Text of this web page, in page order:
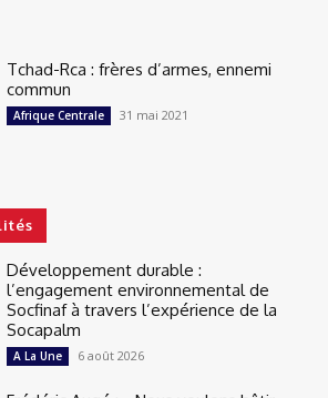
Tchad-Rca : frères d’armes, ennemi
commun
Afrique Centrale 31 mai 2021
Développement durable :
l’engagement environnemental de
Socfinaf à travers l’expérience de la
Socapalm
A La Une 6 août 2026